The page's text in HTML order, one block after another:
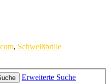
, Schweißbrille
Erweiterte Suche